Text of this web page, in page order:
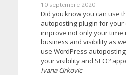
10 septembre 2020
Did you know you can use
autoposting plugin for your
improve not only your
business and visibility as
use WordPress
your visibility and SEO?
Ivana Cirkovic